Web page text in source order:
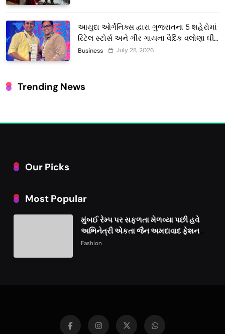
આયુદા ઓર્ગેનિક્સ દ્વારા ગુજરાતના 5 શહેરોમાં
રિટેલ સ્ટોર્સ અને ગીર ગાયના વૈદિક વલોણા ઘી-
દૂધની શુદ્ધ સેવાઓ સાથે વ્યાપક વિસ્તરણ
Business July 28, 2026
Trending News
Our Picks
Most Popular
મુંબઈ રેમ્પ પર સફળતા મેળવ્યા પછી હવે
અભિનેત્રી એકતા જૈન અમદાવાદ ફેશન
વીકમાં પોતાની પ્રતિભા પ્રદર્શિત કરશે
Fashion